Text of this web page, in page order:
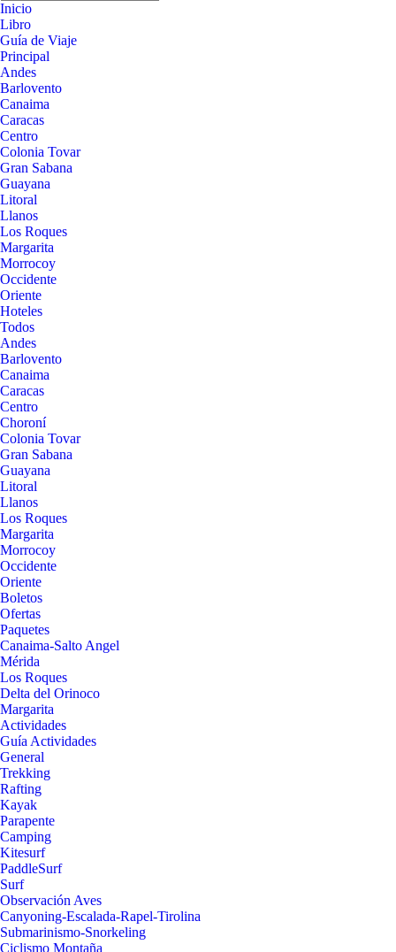
Inicio
Libro
Guía de Viaje
Principal
Andes
Barlovento
Canaima
Caracas
Centro
Colonia Tovar
Gran Sabana
Guayana
Litoral
Llanos
Los Roques
Margarita
Morrocoy
Occidente
Oriente
Hoteles
Todos
Andes
Barlovento
Canaima
Caracas
Centro
Choroní
Colonia Tovar
Gran Sabana
Guayana
Litoral
Llanos
Los Roques
Margarita
Morrocoy
Occidente
Oriente
Boletos
Ofertas
Paquetes
Canaima-Salto Angel
Mérida
Los Roques
Delta del Orinoco
Margarita
Actividades
Guía Actividades
General
Trekking
Rafting
Kayak
Parapente
Camping
Kitesurf
PaddleSurf
Surf
Observación Aves
Canyoning-Escalada-Rapel-Tirolina
Submarinismo-Snorkeling
Ciclismo Montaña